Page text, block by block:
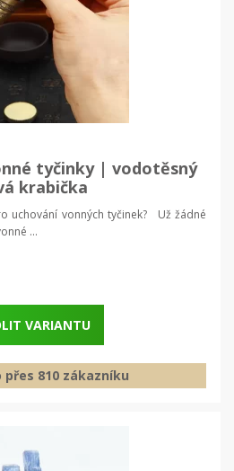
tyčinky | vodotěsný
krabička
uchování vonných tyčinek? Už žádné
...
VARIANTU
přes 810 zákazníku